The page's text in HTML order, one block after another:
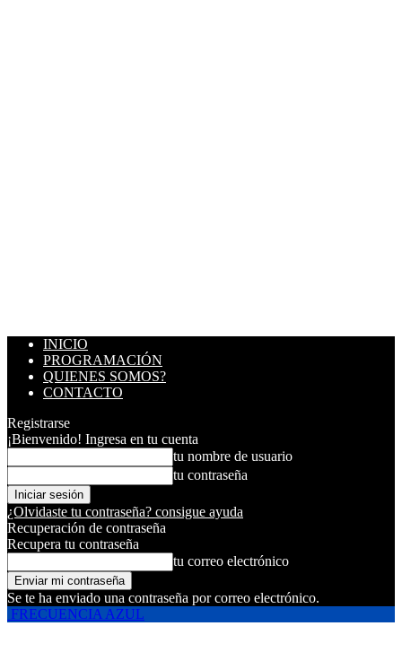
INICIO
PROGRAMACIÓN
QUIENES SOMOS?
CONTACTO
Registrarse
¡Bienvenido! Ingresa en tu cuenta
tu nombre de usuario
tu contraseña
¿Olvidaste tu contraseña? consigue ayuda
Recuperación de contraseña
Recupera tu contraseña
tu correo electrónico
Se te ha enviado una contraseña por correo electrónico.
FRECUENCIA AZUL